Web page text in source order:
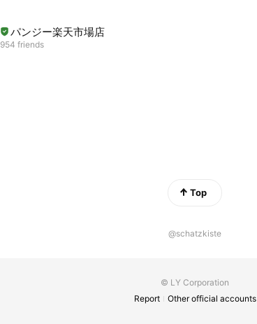
パンジー楽天市場店
954 friends
Top
@schatzkiste
© LY Corporation
Report
Other official accounts